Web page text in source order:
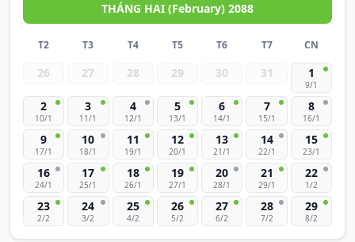
THÁNG HAI (February) 2088
T2 T3 T4 T5 T6 T7 CN
26 27 28 29 30 31 1
9/1
2
10/1
3
11/1
4
12/1
5
13/1
6
14/1
7
15/1
8
16/1
9
17/1
10
18/1
11
19/1
12
20/1
13
21/1
14
22/1
15
23/1
16
24/1
17
25/1
18
26/1
19
27/1
20
28/1
21
29/1
22
1/2
23
2/2
24
3/2
25
4/2
26
5/2
27
6/2
28
7/2
29
8/2